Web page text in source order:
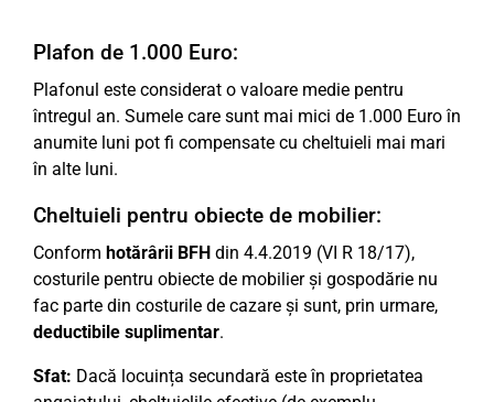
Plafon de 1.000 Euro:
Plafonul este considerat o valoare medie pentru
întregul an. Sumele care sunt mai mici de 1.000 Euro în
anumite luni pot fi compensate cu cheltuieli mai mari
în alte luni.
Cheltuieli pentru obiecte de mobilier:
Conform hotărârii BFH din 4.4.2019 (VI R 18/17),
costurile pentru obiecte de mobilier și gospodărie nu
fac parte din costurile de cazare și sunt, prin urmare,
deductibile suplimentar.
Sfat: Dacă locuința secundară este în proprietatea